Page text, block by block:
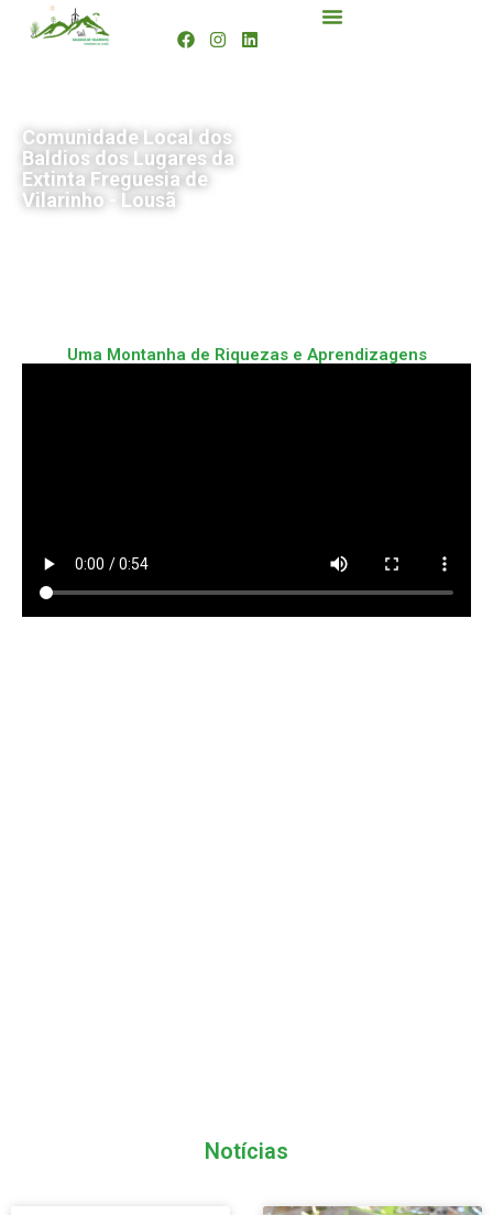
Comunidade Local dos
Baldios dos Lugares da
Extinta Freguesia de
Vilarinho - Lousã
Uma Montanha de Riquezas e Aprendizagens
Notícias